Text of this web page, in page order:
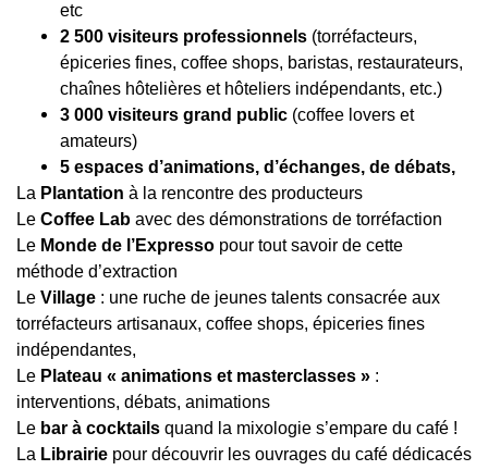
etc
2 500 visiteurs professionnels (torréfacteurs,
épiceries fines, coffee shops, baristas, restaurateurs,
chaînes hôtelières et hôteliers indépendants, etc.)
3 000 visiteurs grand public (coffee lovers et
amateurs)
5 espaces d’animations, d’échanges, de débats,
La Plantation à la rencontre des producteurs
Le Coffee Lab avec des démonstrations de torréfaction
Le Monde de l’Expresso pour tout savoir de cette
méthode d’extraction
Le Village : une ruche de jeunes talents consacrée aux
torréfacteurs artisanaux, coffee shops, épiceries fines
indépendantes,
Le Plateau « animations et masterclasses » :
interventions, débats, animations
Le bar à cocktails quand la mixologie s’empare du café !
La Librairie pour découvrir les ouvrages du café dédicacés